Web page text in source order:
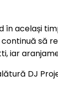
același
să
iar
DJ